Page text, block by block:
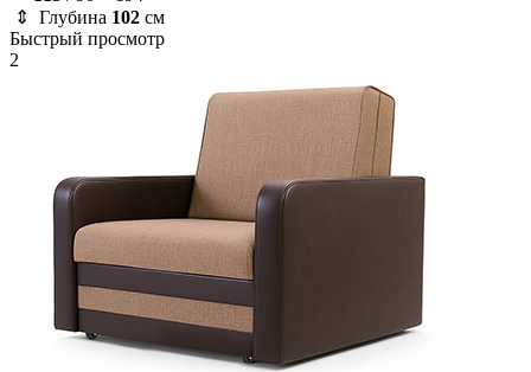
⇕ Глубина 102 см
Быстрый просмотр
2